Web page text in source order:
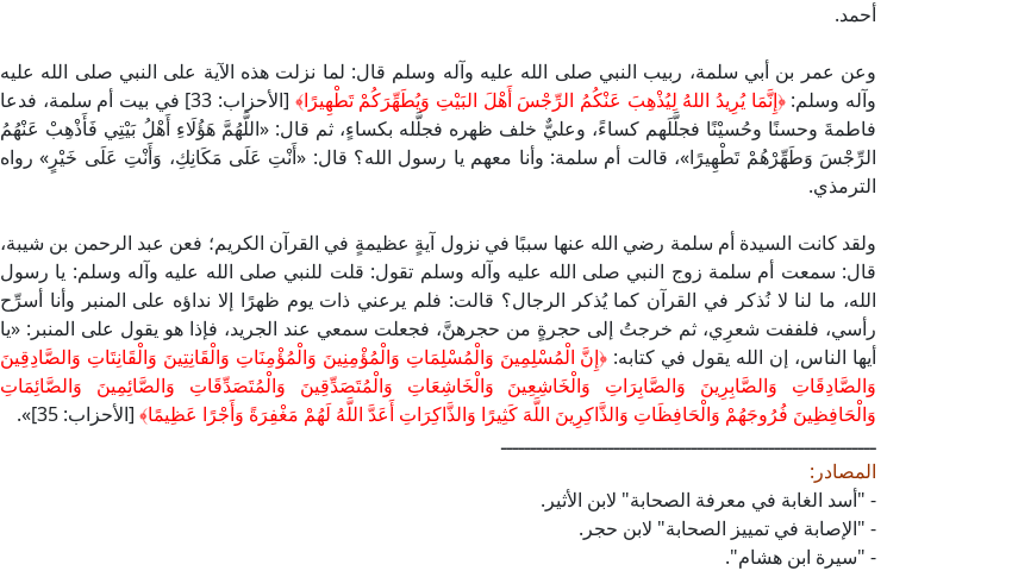
أحمد.
وعن عمر بن أبي سلمة، ربيب النبي صلى الله عليه وآله وسلم قال: لما نزلت هذه الآية على النبي صلى الله عليه
وآله وسلم:﴿إِنَّمَا يُرِيدُ اللهُ لِيُذْهِبَ عَنْكُمُ الرِّجْسَ أَهْلَ البَيْتِ وَيُطَهِّرَكُمْ تَطْهِيرًا﴾
[الأحزاب: 33] في بيت أم سلمة، فدعا
فاطمةَ وحسنًا وحُسيْنًا فجلَّلَهم كساءً، وعليٌّ خلف ظهره فجلَّله بكساءٍ، ثم قال: «اللَّهُمَّ هَؤُلَاءِ أَهْلُ بَيْتِي فَأَذْهِبْ عَنْهُمُ
الرِّجْسَ وَطَهِّرْهُمْ تَطْهِيرًا»، قالت أم سلمة: وأنا معهم يا رسول الله؟ قال: «أَنْتِ عَلَى مَكَانِكِ، وَأَنْتِ عَلَى خَيْرٍ» رواه
الترمذي.
ولقد كانت السيدة أم سلمة رضي الله عنها سببًا في نزول آيةٍ عظيمةٍ في القرآن الكريم؛ فعن عبد الرحمن بن شيبة،
قال: سمعت أم سلمة زوج النبي صلى الله عليه وآله وسلم تقول: قلت للنبي صلى الله عليه وآله وسلم: يا رسول
الله، ما لنا لا نُذكر في القرآن كما يُذكر الرجال؟ قالت: فلم يرعني ذات يوم ظهرًا إلا نداؤه على المنبر وأنا أسرِّح
رأسي، فلففت شعرِي، ثم خرجتُ إلى حجرةٍ من حجرهنَّ، فجعلت سمعي عند الجريد، فإذا هو يقول على المنبر: «يا
أيها الناس، إن الله يقول في كتابه: ﴿إِنَّ الْمُسْلِمِينَ وَالْمُسْلِمَاتِ وَالْمُؤْمِنِينَ وَالْمُؤْمِنَاتِ وَالْقَانِتِينَ وَالْقَانِتَاتِ وَالصَّادِقِينَ
وَالصَّادِقَاتِ وَالصَّابِرِينَ وَالصَّابِرَاتِ وَالْخَاشِعِينَ وَالْخَاشِعَاتِ وَالْمُتَصَدِّقِينَ وَالْمُتَصَدِّقَاتِ وَالصَّائِمِينَ وَالصَّائِمَاتِ
وَالْحَافِظِينَ فُرُوجَهُمْ وَالْحَافِظَاتِ وَالذَّاكِرِينَ اللَّهَ كَثِيرًا وَالذَّاكِرَاتِ أَعَدَّ اللَّهُ لَهُمْ مَغْفِرَةً وَأَجْرًا عَظِيمًا﴾ [الأحزاب: 35]».
ـــــــــــــــــــــــــــــــــــــــــــــــــــــــــــــــ
المصادر:
- "أسد الغابة في معرفة الصحابة" لابن الأثير.
- "الإصابة في تمييز الصحابة" لابن حجر.
- "سيرة ابن هشام".